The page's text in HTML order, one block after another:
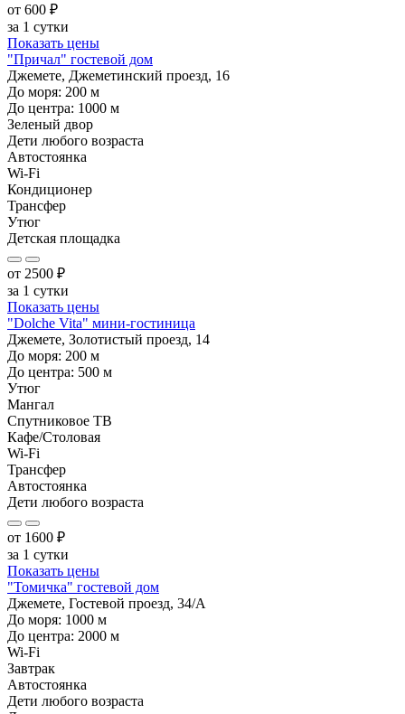
от 600 ₽
за 1 сутки
Показать цены
"Причал" гостевой дом
Джемете, Джеметинский проезд, 16
До моря: 200 м
До центра: 1000 м
Зеленый двор
Дети любого возраста
Автостоянка
Wi-Fi
Кондиционер
Трансфер
Утюг
Детская площадка
от 2500 ₽
за 1 сутки
Показать цены
"Dolche Vita" мини-гостиница
Джемете, Золотистый проезд, 14
До моря: 200 м
До центра: 500 м
Утюг
Мангал
Спутниковое ТВ
Кафе/Столовая
Wi-Fi
Трансфер
Автостоянка
Дети любого возраста
от 1600 ₽
за 1 сутки
Показать цены
"Томичка" гостевой дом
Джемете, Гостевой проезд, 34/А
До моря: 1000 м
До центра: 2000 м
Wi-Fi
Завтрак
Автостоянка
Дети любого возраста